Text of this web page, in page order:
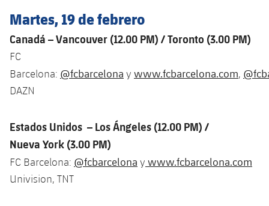
Estadi Johan Cruyff
Barça Cafe
Ciutat Esportiva
Servicios Médicos
Accesibilidad
Acreditaciones
Instalaciones
SUB10 B
SUB9 B
SUB8 B
Fotos
Infantil B
Resultados
Fotos
Historia
Palmarés
Resultados
Clasificaciones
Fotos
Actualidad
Juvenil
Cadete A
Infantil A
Infantil B
PLUSICON
MÁS
Primer equipo
Actualidad
Entradas
Resultados
Barça Atlètic
Calendario
Resultados
Actualidad
Juvenil
Campus Verano
PLUSICON
MÁS
Martes, 19 de febrero
Canadá – Vancouver (12.00 PM) / Toronto (3.00 PM)
FC
Barcelona: @fcbarcelona y www.fcbarcelona.com,
DAZN
Estados Unidos – Los Ángeles (12.00 PM) /
Nueva York (3.00 PM)
FC Barcelona: @fcbarcelona y www.fcbarcelona.com
Univision, TNT